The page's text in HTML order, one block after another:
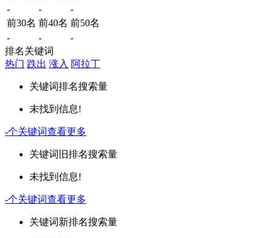
-
-
-
前30名 前40名 前50名
-
-
-
排名关键词
热门 跌出 涨入 阿拉丁
关键词排名搜索量
未找到信息!
-个关键词查看更多
关键词 旧排名搜索量
未找到信息!
-个关键词查看更多
关键词新排名搜索量